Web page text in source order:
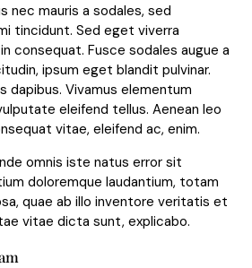
nec mauris a sodales, sed
tincidunt. Sed eget viverra
consequat. Fusce sodales augue a
ipsum eget blandit pulvinar.
dapibus. Vivamus elementum
eleifend tellus. Aenean leo
vitae, eleifend ac, enim.
omnis iste natus error sit
doloremque laudantium, totam
quae ab illo inventore veritatis et
vitae dicta sunt, explicabo.